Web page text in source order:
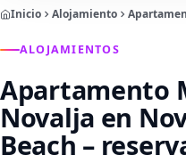
Inicio Alojamiento
ALOJAMIENTOS
Apartamento
Novalja en
Beach –